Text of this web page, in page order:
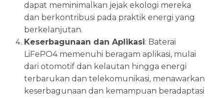
dapat meminimalkan jejak ekologi mereka
dan berkontribusi pada praktik energi yang
berkelanjutan.
Keserbagunaan dan Aplikasi: Baterai
LiFePO4 memenuhi beragam aplikasi, mulai
dari otomotif dan kelautan hingga energi
terbarukan dan telekomunikasi, menawarkan
keserbagunaan dan kemampuan beradaptasi